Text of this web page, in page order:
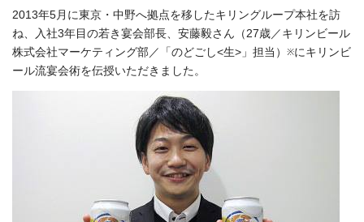
2013年5月に東京・中野へ拠点を移したキリングループ本社を訪
ね、入社3年目の若き宴会部長、安藤毅さん（27歳／キリンビール
株式会社マーケティング部／「のどごし<生>」担当）
※にキリンビ
ール流宴会術を伝授いただきました。